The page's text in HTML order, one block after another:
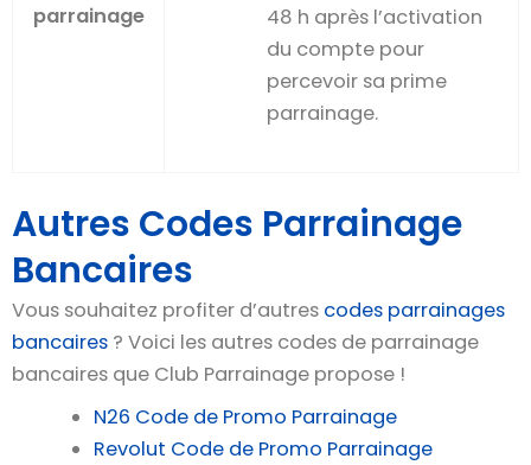
parrainage
48 h après l’activation
du compte pour
percevoir sa prime
parrainage.
Autres Codes Parrainage
Bancaires
Vous souhaitez profiter d’autres codes parrainages
bancaires ? Voici les autres codes de parrainage
bancaires que Club Parrainage propose !
N26 Code de Promo Parrainage
Revolut Code de Promo Parrainage